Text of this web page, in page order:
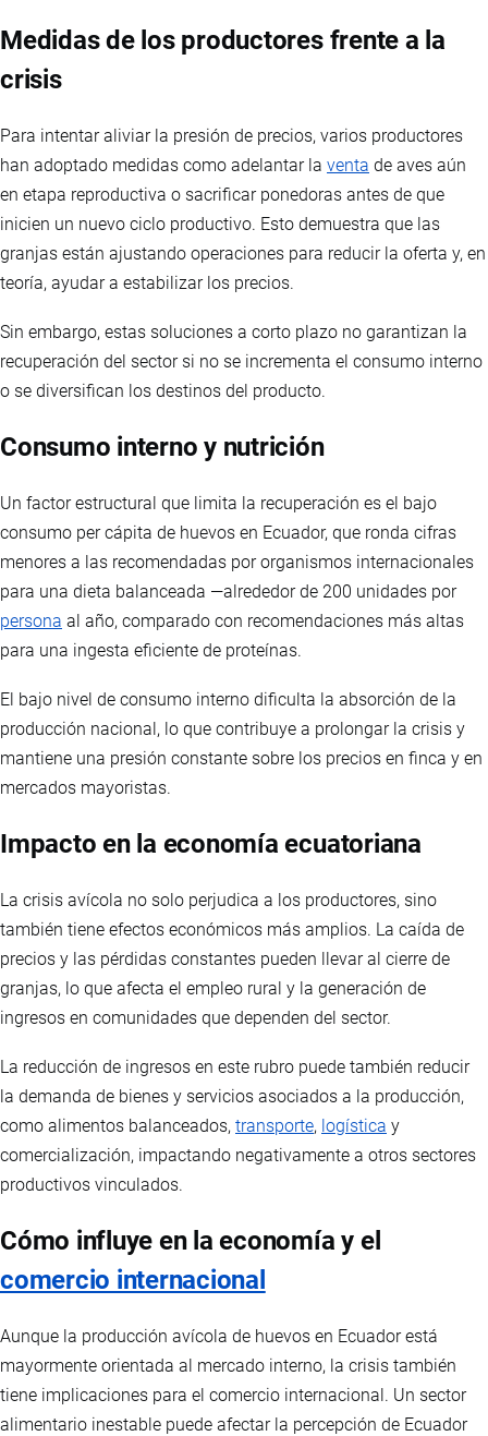
Medidas de los productores frente a la
crisis
Para intentar aliviar la presión de precios, varios productores
han adoptado medidas como adelantar la venta de aves aún
en etapa reproductiva o sacrificar ponedoras antes de que
inicien un nuevo ciclo productivo. Esto demuestra que las
granjas están ajustando operaciones para reducir la oferta y, en
teoría, ayudar a estabilizar los precios.
Sin embargo, estas soluciones a corto plazo no garantizan la
recuperación del sector si no se incrementa el consumo interno
o se diversifican los destinos del producto.
Consumo interno y nutrición
Un factor estructural que limita la recuperación es el bajo
consumo per cápita de huevos en Ecuador, que ronda cifras
menores a las recomendadas por organismos internacionales
para una dieta balanceada —alrededor de 200 unidades por
persona al año, comparado con recomendaciones más altas
para una ingesta eficiente de proteínas.
El bajo nivel de consumo interno dificulta la absorción de la
producción nacional, lo que contribuye a prolongar la crisis y
mantiene una presión constante sobre los precios en finca y en
mercados mayoristas.
Impacto en la economía ecuatoriana
La crisis avícola no solo perjudica a los productores, sino
también tiene efectos económicos más amplios. La caída de
precios y las pérdidas constantes pueden llevar al cierre de
granjas, lo que afecta el empleo rural y la generación de
ingresos en comunidades que dependen del sector.
La reducción de ingresos en este rubro puede también reducir
la demanda de bienes y servicios asociados a la producción,
como alimentos balanceados, transporte, logística y
comercialización, impactando negativamente a otros sectores
productivos vinculados.
Cómo influye en la economía y el
comercio internacional
Aunque la producción avícola de huevos en Ecuador está
mayormente orientada al mercado interno, la crisis también
tiene implicaciones para el comercio internacional. Un sector
alimentario inestable puede afectar la percepción de Ecuador